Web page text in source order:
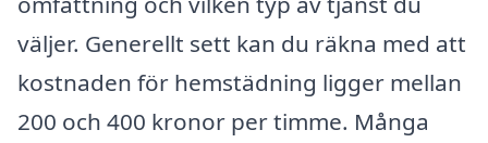
väljer. Generellt sett kan du räkna med att
kostnaden för hemstädning ligger mellan
200 och 400 kronor per timme. Många